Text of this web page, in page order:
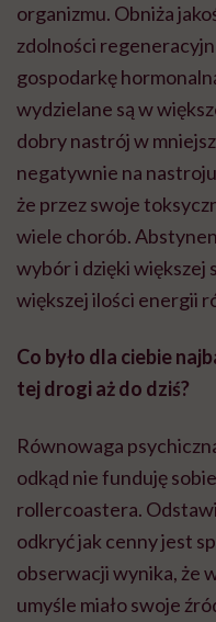
organizmu. Obniża
zdolności
gospodarkę
wydzielane są w
dobry nastrój w
negatywnie na
że przez swoje
wiele chorób.
wybór i dzięki większej
większej ilości energii
Co było dla ciebie
tej drogi aż do dziś?
Równowaga
odkąd nie funduję
rollercoastera.
odkryć jak cenny jest
obserwacji wynika, że
umyśle miało swoje